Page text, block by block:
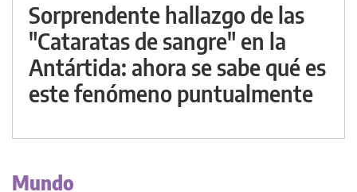
Sorprendente hallazgo de las
"Cataratas de sangre" en la
Antártida: ahora se sabe qué es
este fenómeno puntualmente
Mundo